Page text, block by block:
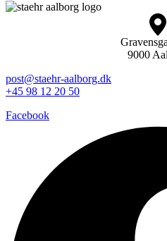
9000
post@staehr-aalborg.dk
+45 98 12 20 50
Facebook